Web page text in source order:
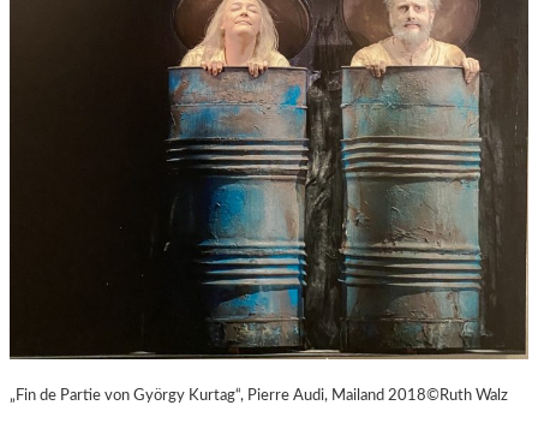
„Fin de Partie von György Kurtag“, Pierre Audi, Mailand 2018©Ruth Walz